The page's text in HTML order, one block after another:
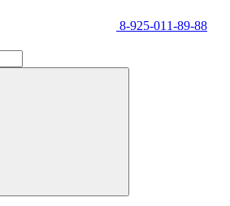
8-925-011-89-88